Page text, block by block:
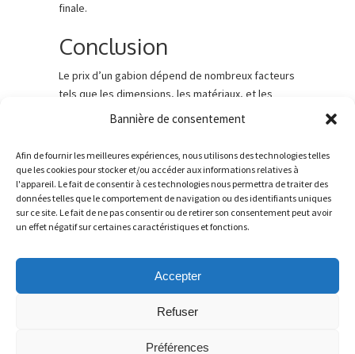
Bannière de consentement
Afin de fournir les meilleures expériences, nous utilisons des technologies telles
que les cookies pour stocker et/ou accéder aux informations relatives à
l'appareil. Le fait de consentir à ces technologies nous permettra de traiter des
données telles que le comportement de navigation ou des identifiants uniques
sur ce site. Le fait de ne pas consentir ou de retirer son consentement peut avoir
un effet négatif sur certaines caractéristiques et fonctions.
Accepter
Refuser
Préférences
finale.
Conclusion
Le prix d’un gabion dépend de nombreux facteurs
tels que les dimensions, les matériaux, et les
options supplémentaires. En tenant compte de
matériaux, et la comparaison des offres, il est
possible de réaliser des économies significatives
tout en garantissant un investissement durable et
esthétique dans votre projet.
On December 3, 2024 /Actualités